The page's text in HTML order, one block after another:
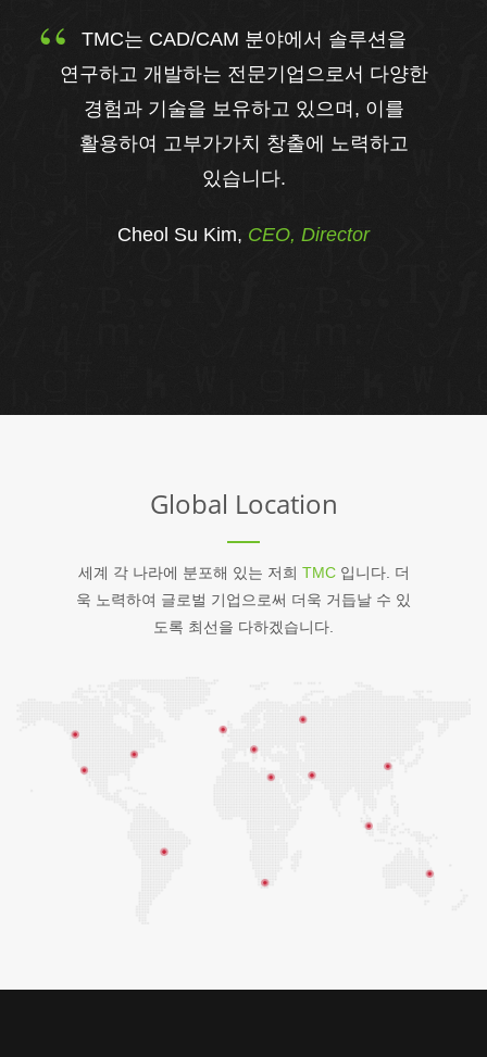
TMC는 CAD/CAM 분야에서 솔루션을
연구하고 개발하는 전문기업으로서 다양한
경험과 기술을 보유하고 있으며, 이를
활용하여 고부가가치 창출에 노력하고
있습니다.
Cheol Su Kim, CEO, Director
Global Location
세계 각 나라에 분포해 있는 저희 TMC 입니다. 더
욱 노력하여 글로벌 기업으로써 더욱 거듭날 수 있
도록 최선을 다하겠습니다.